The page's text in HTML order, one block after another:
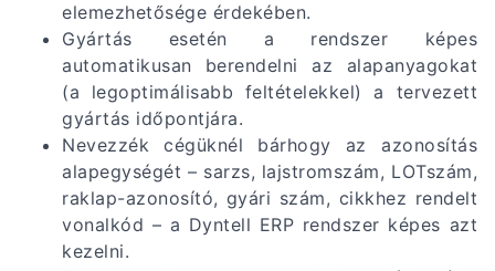
elemezhetősége érdekében.
Gyártás esetén a rendszer képes
automatikusan berendelni az alapanyagokat
(a legoptimálisabb feltételekkel) a tervezett
gyártás időpontjára.
Nevezzék cégüknél bárhogy az azonosítás
alapegységét – sarzs, lajstromszám, LOTszám,
raklap-azonosító, gyári szám, cikkhez rendelt
vonalkód – a Dyntell ERP rendszer képes azt
kezelni.